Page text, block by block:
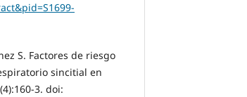
S. Factores de riesgo
sincitial en
3. doi: